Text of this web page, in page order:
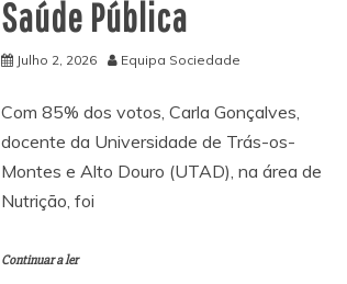
Saúde Pública
Julho 2, 2026 Equipa Sociedade
Com 85% dos votos, Carla Gonçalves,
docente da Universidade de Trás-os-
Montes e Alto Douro (UTAD), na área de
Nutrição, foi
Continuar a ler